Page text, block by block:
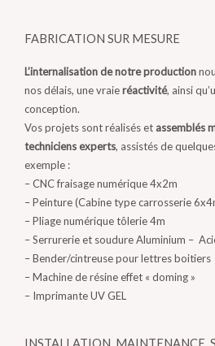
FABRICATION SUR MESURE
L’internalisation de notre production
nos délais, une vraieréactivité, ainsi
conception.
Vos projets sont réalisés et assemblés
techniciens experts, assistés de
exemple :
– CNC fraisage numérique 4x2m
– Peinture (Cabine type carrosserie
– Pliage numérique tôlerie 4m
– Serrurerie et soudure Aluminium –
– Bender/cintreuse pour lettres boitiers
– Machine de résine effet « doming »
– Imprimante UV GEL